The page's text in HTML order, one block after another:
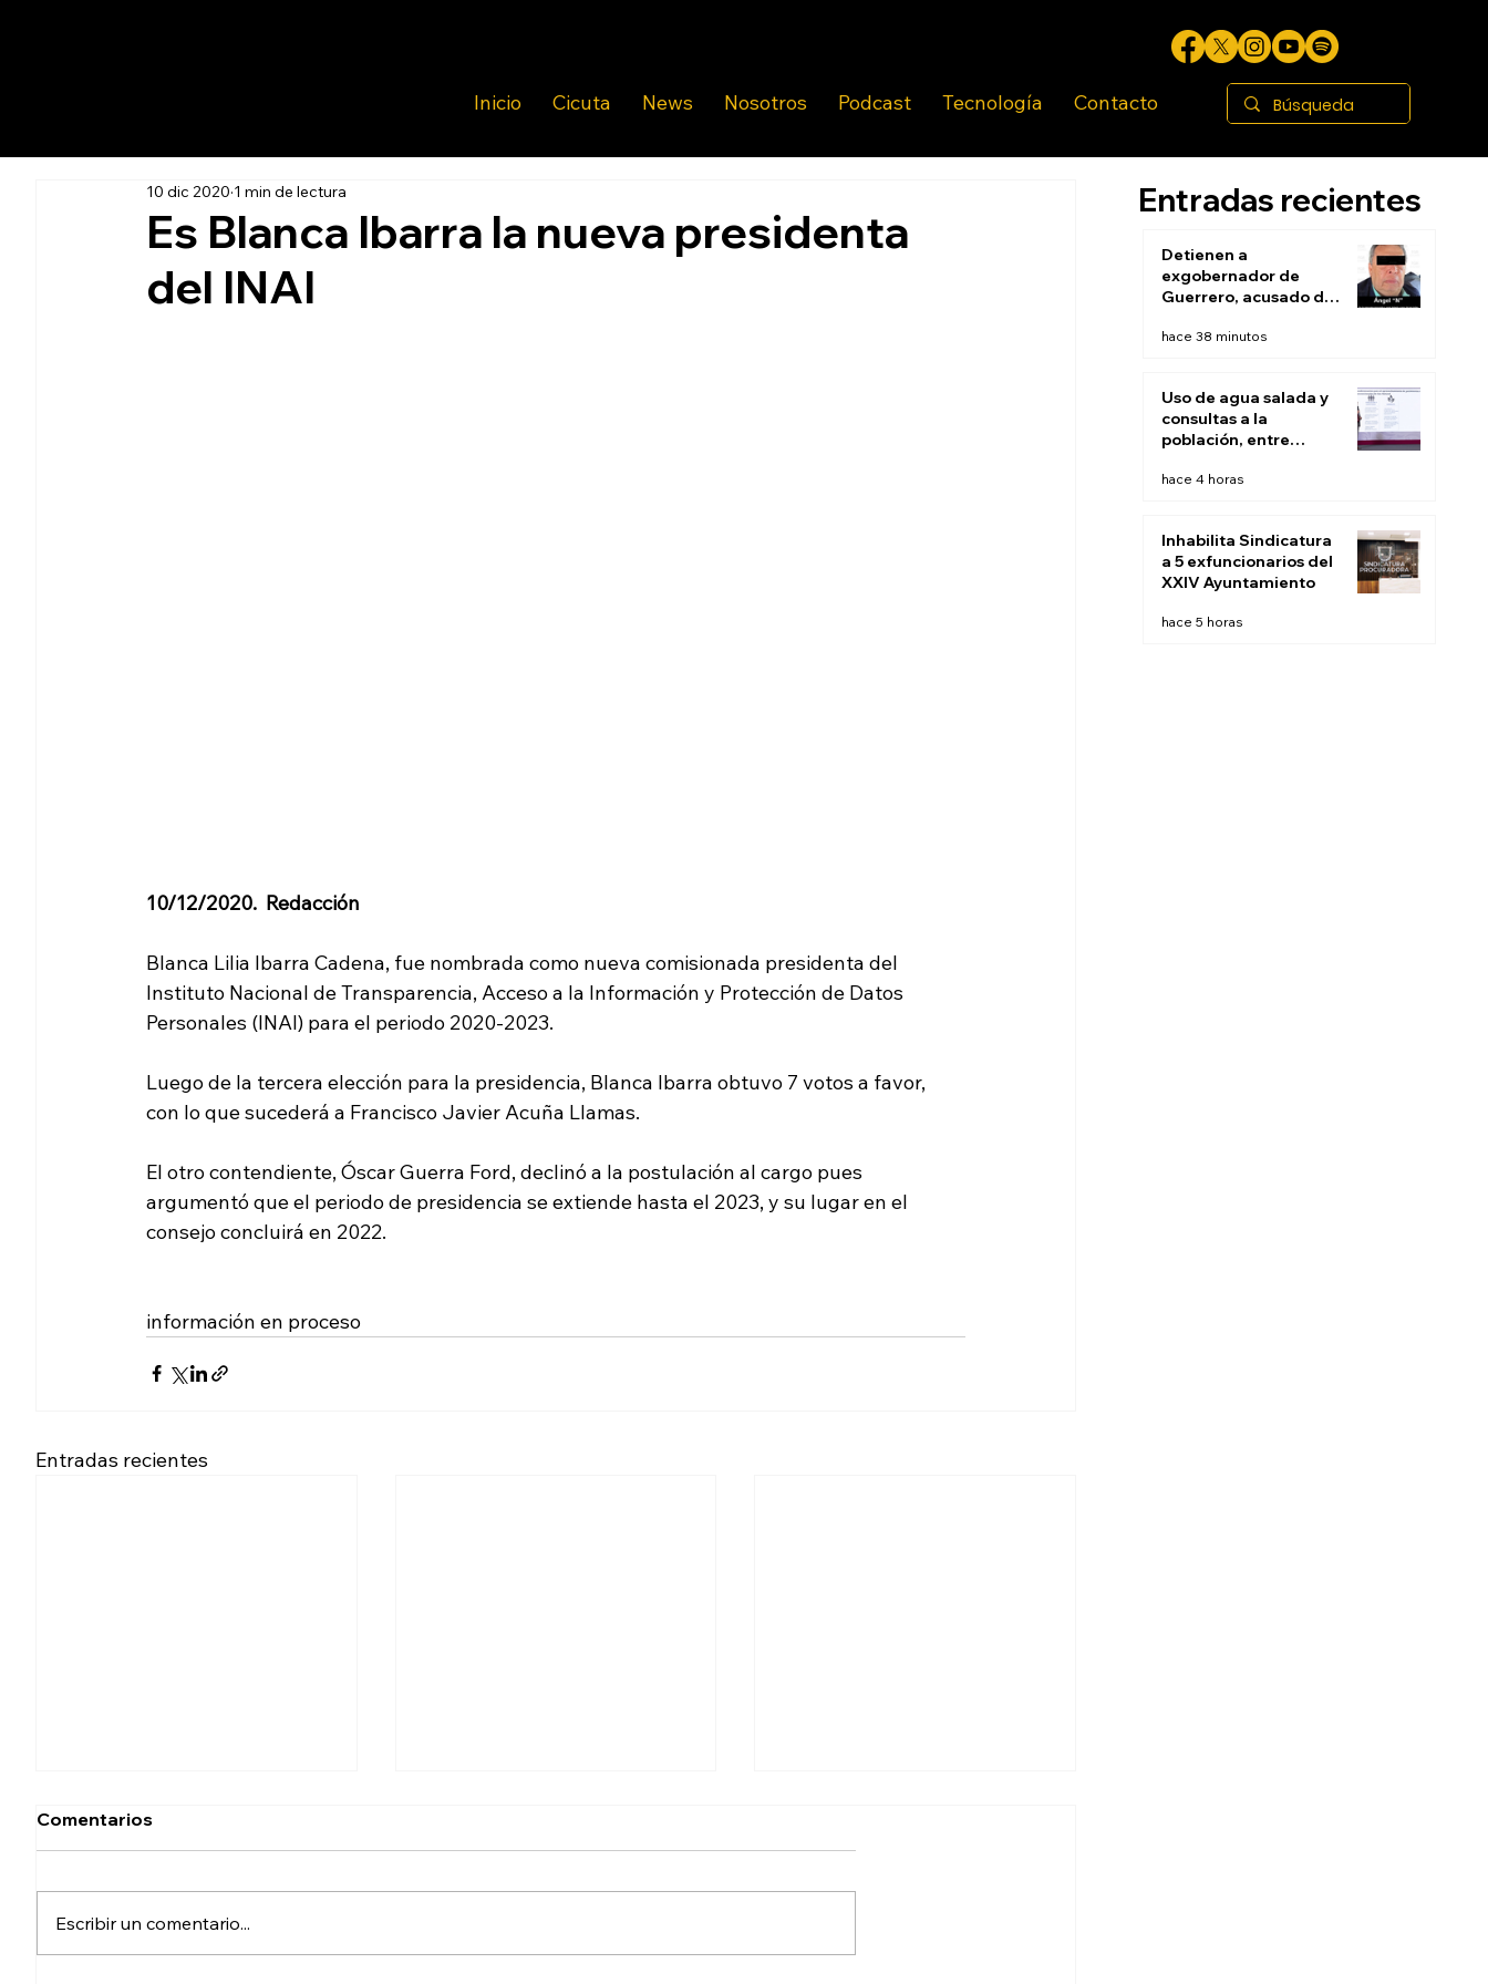
Inicio Cicuta News Nosotros Podcast Tecnología Contacto
Es Blanca Ibarra la nueva presidenta
del INAI
10 dic 2020 1 min de lectura
10/12/2020.  Redacción
Blanca Lilia Ibarra Cadena, fue nombrada como nueva comisionada presidenta del
Instituto Nacional de Transparencia, Acceso a la Información y Protección de Datos
Personales (INAI) para el periodo 2020-2023.
Luego de la tercera elección para la presidencia, Blanca Ibarra obtuvo 7 votos a favor,
con lo que sucederá a Francisco Javier Acuña Llamas.
El otro contendiente, Óscar Guerra Ford, declinó a la postulación al cargo pues
argumentó que el periodo de presidencia se extiende hasta el 2023, y su lugar en el
consejo concluirá en 2022.
información en proceso
Entradas recientes
Comentarios
Escribir un comentario...
Entradas recientes
Detienen a
exgobernador de
Guerrero, acusado de
caso Ayotzinapa
hace 38 minutos
Uso de agua salada y
consultas a la
población, entre
expertos para
hace 4 horas
Inhabilita Sindicatura
a 5 exfuncionarios del
XXIV Ayuntamiento
hace 5 horas